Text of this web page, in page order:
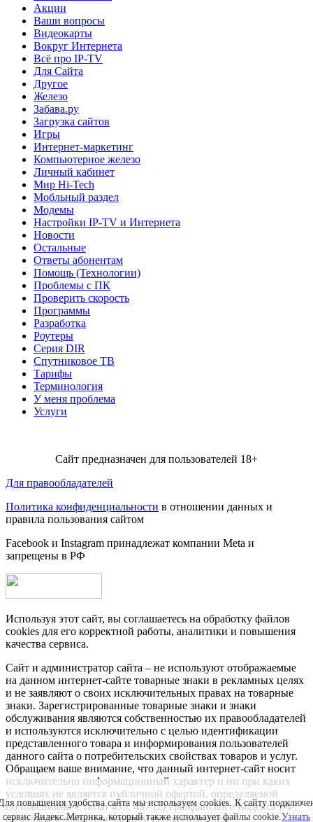
Акции
Ваши вопросы
Видеокарты
Вокруг Интернета
Всё про IP-TV
Для Сайта
Другое
Железо
Забава.ру
Загрузка сайтов
Игры
Интернет-маркетинг
Компьютерное железо
Личный кабинет
Мир Hi-Tech
Мобльный раздел
Модемы
Настройки IP-TV и Интернета
Новости
Остальные
Ответы абонентам
Помощь (Технологии)
Проблемы с ПК
Проверить скорость
Программы
Разработка
Роутеры
Серия DIR
Спутниковое ТВ
Тарифы
Терминология
У меня проблема
Услуги
Сайт предназначен для пользователей 18+
Для правообладателей
Политика конфиденциальности в отношении данных и
правила пользования сайтом
Facebook и Instagram принадлежат компании Metа и
запрещены в РФ
Используя этот сайт, вы соглашаетесь на обработку файлов
cookies для его корректной работы, аналитики и повышения
качества сервиса.
Сайт и администратор сайта – не используют отображаемые
на данном интернет-сайте товарные знаки в рекламных целях
и не заявляют о своих исключительных правах на товарные
знаки. Зарегистрированные товарные знаки и знаки
обслуживания являются собственностью их правообладателей
и используются исключительно с целью идентификации
представленного товара и информирования пользователей
данного сайта о потребительских свойствах товаров и услуг.
Обращаем ваше внимание, что данный интернет-сайт носит
исключительно информационный характер и ни при каких
условиях не является публичной офертой, определяемой
положениями Статьи 435, 437 (2) Гражданского Кодекса РФ;
не является аффилированным подразделением
повышения удобства сайта мы используем cookies. К сайту
сервис Яндекс.Метрика, который также использует файлы cookie.Узнать